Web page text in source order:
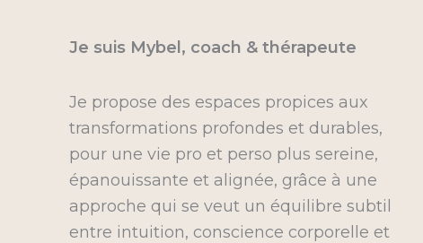
Je suis Mybel, coach & thérapeute
Je propose des espaces propices aux
transformations profondes et durables,
pour une vie pro et perso plus sereine,
épanouissante et alignée, grâce à une
approche qui se veut un équilibre subtil
entre intuition, conscience corporelle et